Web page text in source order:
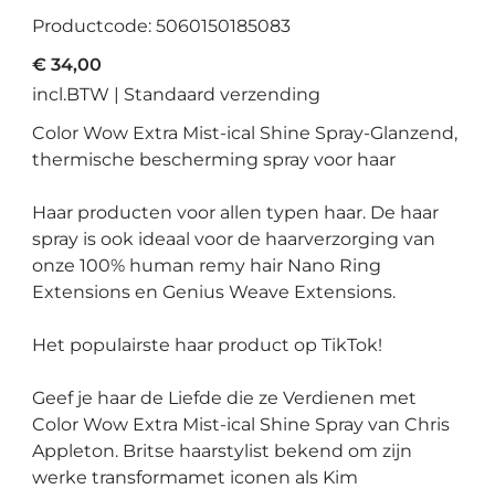
Productcode: Productcode
5060150185083
5060150185083
Prijs
€ 34,00
incl.BTW | Standaard verzending
Color Wow Extra Mist-ical Shine Spray-Glanzend,
thermische bescherming spray voor haar
Haar producten voor allen typen haar. De haar
spray is ook ideaal voor de haarverzorging van
onze 100% human remy hair Nano Ring
Extensions en Genius Weave Extensions.
Het populairste haar product op TikTok!
Geef je haar de Liefde die ze Verdienen met
Color Wow Extra Mist-ical Shine Spray van Chris
Appleton. Britse haarstylist bekend om zijn
werke transformamet iconen als Kim